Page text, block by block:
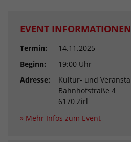
EVENT INFORMATIONEN
Termin:
14.11.2025
Beginn:
19:00 Uhr
Adresse:
Kultur- und
Bahnhofstraße 4
6170 Zirl
» Mehr Infos zum Event